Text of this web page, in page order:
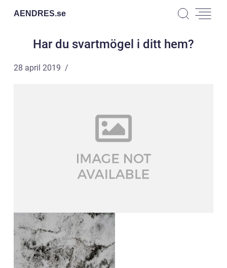
AENDRES.se
Har du svartmögel i ditt hem?
28 april 2019